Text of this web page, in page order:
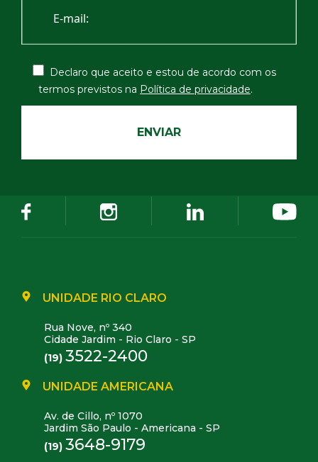
Declaro que aceito e estou de acordo com os
termos previstos na Política de privacidade.
UNIDADE RIO CLARO
Rua Nove, nº 340
Cidade Jardim - Rio Claro - SP
(19) 3522-2400
UNIDADE AMERICANA
Av. de Cillo, nº 1070
Jardim São Paulo - Americana - SP
(19) 3648-9179